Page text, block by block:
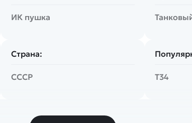
ИК пушка
Страна:
СССР Т34